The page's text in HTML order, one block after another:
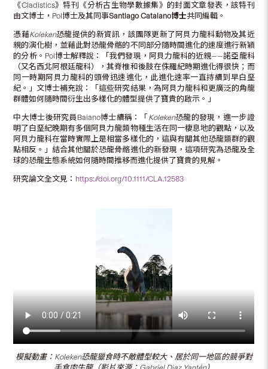
《Cladistics》特刊《分析古生物學數據集》的封面文章發表，該特刊
由文博士，Pol博士及其同事Santiago Catalano博士共同編輯。
憑藉Koleken恐龍提供的新資訊，該團隊更新了阿貝力龍科動物及其近
親的演化樹，並藉此對恐龍骨骼的不同部分隨時間進化的速度進行新穎
的分析。Pol博士解釋說：「我們發現，阿貝力龍科的近親——諾亞龍科
（又名西北阿根廷龍科），其脊椎和後肢在侏羅紀時期進化得很快；而
同一時期阿貝力龍科的頭骨迅速進化，此進化速率一直持續到早白堊
紀。」文博士補充說：「這些研究結果，為阿貝力龍科和更廣泛的角龍
群體如何隨時間衍生出多樣化的體型提供了寶貴的啟示。」
中大博士後研究員Baiano博士續稱：「 Koleken恐龍的發現，進一步證
明了白堊紀晚期有多個阿貝力龍類物種生活在同一棲息地的觀點，以及
阿貝力龍科在當時實際上是相當多樣化的，這與有關其他恐龍類群的觀
點相反。」結合其他關於恐龍骨骼進化的新發現，這項研究為恐龍及全
球的恐龍生態系統如何隨時間推移而進化提供了寶貴的見解。
研究論文全文見： https://doi.org/10.1111/CLA.12583
模擬動畫：Koleken恐龍獵食時不敵體型較大、居於同一地區的競爭對